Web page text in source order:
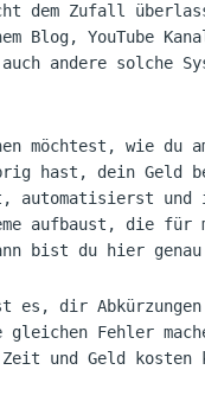
dem Zufall
Blog, YouTube
andere solche
möchtest, wie du
hast, dein Geld
automatisierst und
aufbaust, die für
bist du hier
es, dir
Fehler
und Geld kosten